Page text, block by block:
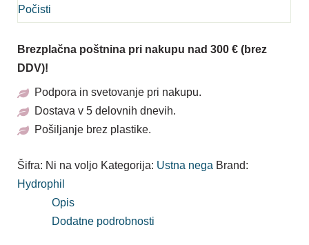
Počisti
Brezplačna poštnina pri nakupu nad 300 € (brez
DDV)!
Podpora in svetovanje pri nakupu.
Dostava v 5 delovnih dnevih.
Pošiljanje brez plastike.
Šifra: Ni na voljo Kategorija: Ustna nega Brand:
Hydrophil
Opis
Dodatne podrobnosti